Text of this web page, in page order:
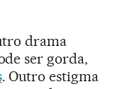
drama
ser gorda,
. Outro estigma